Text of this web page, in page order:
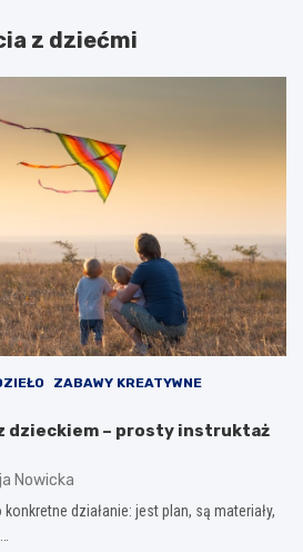
z dziećmi
ZABAWY KREATYWNE
dzieckiem – prosty instruktaż
Nowicka
działanie: jest plan, są materiały,